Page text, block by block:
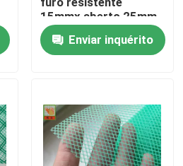
15mmx aberto 25mm
do oídio dos materiais
dos PPEnviar inquérito